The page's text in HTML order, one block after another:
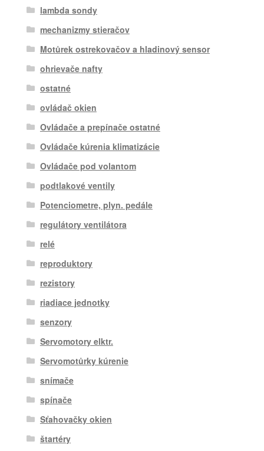
lambda sondy
mechanizmy stieračov
Motůrek ostrekovačov a hladinový sensor
ohrievače nafty
ostatné
ovládač okien
Ovládače a prepínače ostatné
Ovládače kúrenia klimatizácie
Ovládače pod volantom
podtlakové ventily
Potenciometre, plyn. pedále
regulátory ventilátora
relé
reproduktory
rezistory
riadiace jednotky
senzory
Servomotory elktr.
Servomotůrky kúrenie
snímače
spínače
Sťahovačky okien
štartéry